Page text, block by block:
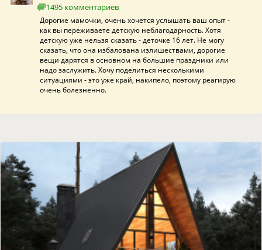
1495 комментариев
Дорогие мамочки, очень хочется услышать ваш опыт -
как вы переживаете детскую неблагодарность. Хотя
детскую уже нельзя сказать - деточке 16 лет. Не могу
сказать, что она избалована излишествами, дорогие
вещи дарятся в основном на большие праздники или
надо заслужить. Хочу поделиться несколькими
ситуациями - это уже край, накипело, поэтому реагирую
очень болезненно.